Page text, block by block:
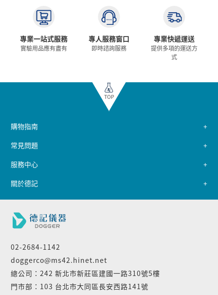
專業一站式服務
實驗用品應有盡有
專人服務窗口
即時諮詢服務
專業快遞運送
提供多項的運送方
式
TOP
02-2684-1142
doggerco@ms42.hinet.net
總公司：242 新北市新莊區建國一路310號5樓
門市部：103 台北市大同區長安西路141號
購物指南
常見問題
服務中心
關於德記